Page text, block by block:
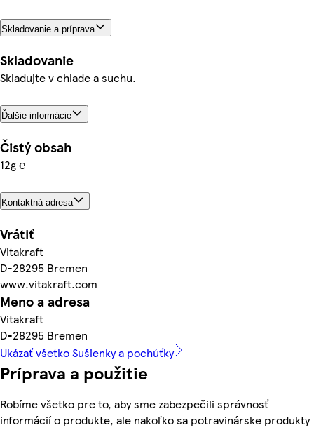
Skladovanie a príprava
Skladovanie
Skladujte v chlade a suchu.
Ďalšie informácie
Čistý obsah
12g ℮
Kontaktná adresa
Vrátiť
Vitakraft
D-28295 Bremen
www.vitakraft.com
Meno a adresa
Vitakraft
D-28295 Bremen
Ukázať všetko Sušienky a pochúťky
Príprava a použitie
Robíme všetko pre to, aby sme zabezpečili správnosť
informácií o produkte, ale nakoľko sa potravinárske produkty